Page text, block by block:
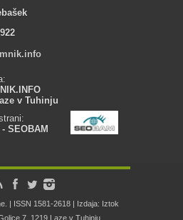
v Tuhinju
SEOBAM
| ISSN 1581-2618 | Izdaja: Iztok
7, 1219 Laze v Tuhinju